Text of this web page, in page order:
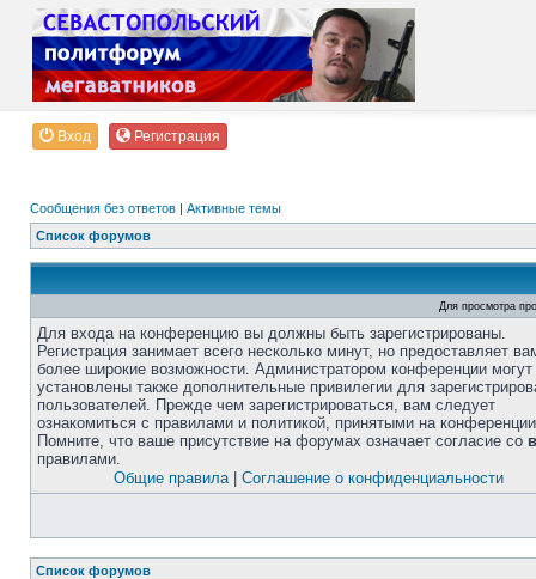
Вход Регистрация
Сообщения без ответов | Активные темы
Список форумов
Для просмотра
Для входа на конференцию вы должны быть зарегистрированы.
Регистрация занимает всего несколько минут, но предоставляет
более широкие возможности. Администратором конференции
установлены также дополнительные привилегии для
пользователей. Прежде чем зарегистрироваться, вам следует
ознакомиться с правилами и политикой, принятыми на
Помните, что ваше присутствие на форумах означает согласие со
правилами.
Общие правила| Соглашение о конфиденциальности
Список форумов